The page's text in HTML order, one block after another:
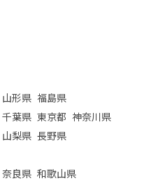
山形県 福島県
千葉県 東京都 神奈川県
山梨県 長野県
奈良県 和歌山県